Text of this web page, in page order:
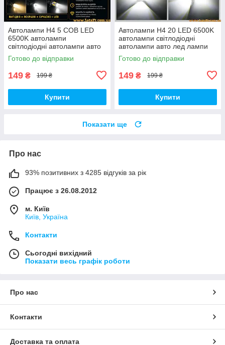
Автолампи H4 5 COB LED
6500K автолампи
світлодіодні автолампи авто
лед лампи авто лампа лед
світлодіодна дхо птф на авто
Готово до відправки
149 ₴ 199 ₴
Купити
Автолампи H4 20 LED 6500K
автолампи світлодіодні
автолампи авто лед лампи
авто лампа лед світлодіодна
дхо птф на авто
Готово до відправки
149 ₴ 199 ₴
Купити
Показати ще
Про нас
93% позитивних з 4285 відгуків за рік
Працює з 26.08.2012
м. Київ
Київ, Україна
Контакти
Сьогодні вихідний
Показати весь графік роботи
Про нас
Контакти
Доставка та оплата